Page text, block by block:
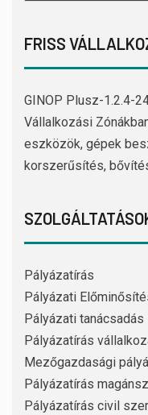
FRISS
GINOP Plusz-1.2.4-
Vállalkozási
eszközök, gépek
korszerűsítés,
Pályázatírás
Pályázati
Pályázati tanácsadás
Pályázatírás
Mezőgazdasági
Pályázatírás
Pályázatírás civil